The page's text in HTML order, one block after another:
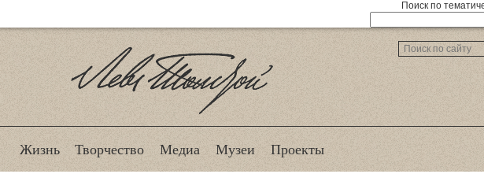
Поиск по
Лев Толстой
Жизнь Творчество Медиа Музеи Проекты